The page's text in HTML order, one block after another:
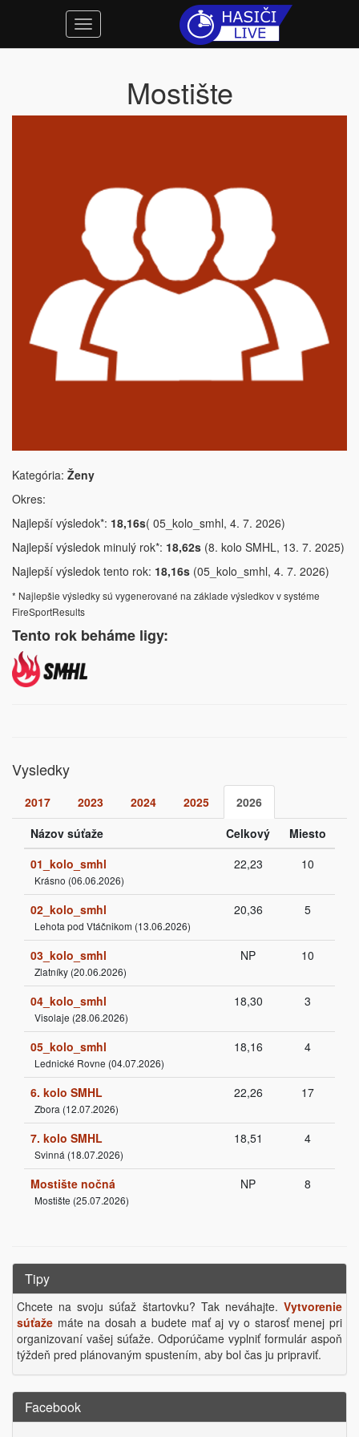
Mostište
Kategória: Ženy
Okres:
Najlepší výsledok*: 18,16s( 05_kolo_smhl, 4. 7. 2026)
Najlepší výsledok minulý rok*: 18,62s (8. kolo SMHL, 13. 7. 2025)
Najlepší výsledok tento rok: 18,16s (05_kolo_smhl, 4. 7. 2026)
* Najlepšie výsledky sú vygenerované na základe výsledkov v systéme
FireSportResults
Tento rok beháme ligy:
Vysledky
2017 2023 2024 2025
2026
Názov súťaže
Celkový
Miesto
01_kolo_smhl
Krásno (06.06.2026)
22,23 10
02_kolo_smhl
Lehota pod Vtáčnikom (13.06.2026)
20,36 5
03_kolo_smhl
Zlatníky (20.06.2026)
NP 10
04_kolo_smhl
Visolaje (28.06.2026)
18,30 3
05_kolo_smhl
Lednické Rovne (04.07.2026)
18,16 4
6. kolo SMHL
Zbora (12.07.2026)
22,26 17
7. kolo SMHL
Svinná (18.07.2026)
18,51 4
Mostište nočná
Mostište (25.07.2026)
NP 8
Tipy
Chcete na svoju súťaž štartovku? Tak neváhajte. Vytvorenie
súťaže máte na dosah a budete mať aj vy o starosť menej pri
organizovaní vašej súťaže. Odporúčame vyplniť formulár aspoň
týždeň pred plánovaným spustením, aby bol čas ju pripraviť.
Facebook